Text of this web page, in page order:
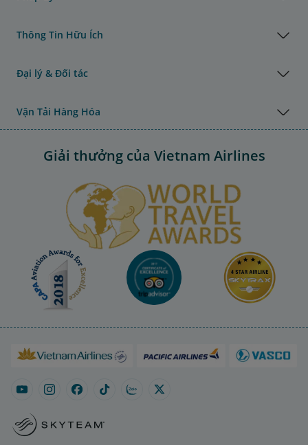
Thông Tin Hữu Ích
Đại lý & Đối tác
Vận Tải Hàng Hóa
Giải thưởng của Vietnam Airlines